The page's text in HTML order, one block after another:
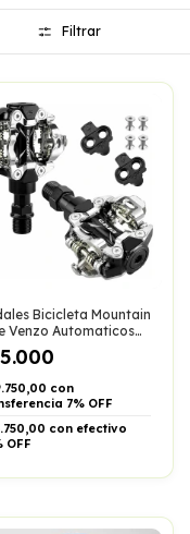
Filtrar
Bicicleta Mountain
Venzo Automaticos
Calas Incluidas Spd
Compatible
Ajustable Eje De
Negro
con
7% OFF
con efectivo
OFF